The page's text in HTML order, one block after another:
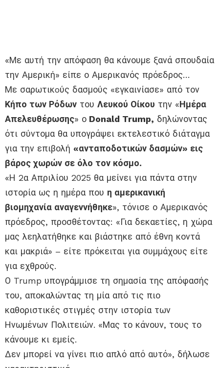
«Με αυτή την απόφαση θα κάνουμε ξανά σπουδαία
την Αμερική» είπε ο Αμερικανός πρόεδρος…
Με σαρωτικoύς δασμούς «εγκαινίασε» από τον
Κήπο των Ρόδων του Λευκού Οίκου την «Ημέρα
Απελευθέρωσης» ο Donald Trump, δηλώνοντας
ότι σύντομα θα υπογράψει εκτελεστικό διάταγμα
για την επιβολή «ανταποδοτικών δασμών» εις
βάρος χωρών σε όλο τον κόσμο.
«Η 2α Απριλίου 2025 θα μείνει για πάντα στην
ιστορία ως η ημέρα που η αμερικανική
βιομηχανία αναγεννήθηκε», τόνισε ο Αμερικανός
πρόεδρος, προσθέτοντας: «Για δεκαετίες, η χώρα
μας λεηλατήθηκε και βιάστηκε από έθνη κοντά
και μακριά» – είτε πρόκειται για συμμάχους είτε
για εχθρούς.
Ο Trump υπογράμμισε τη σημασία της απόφασής
του, αποκαλώντας τη μία από τις πιο
καθοριστικές στιγμές στην ιστορία των
Ηνωμένων Πολιτειών. «Μας το κάνουν, τους το
κάνουμε κι εμείς.
Δεν μπορεί να γίνει πιο απλό από αυτό», δήλωσε